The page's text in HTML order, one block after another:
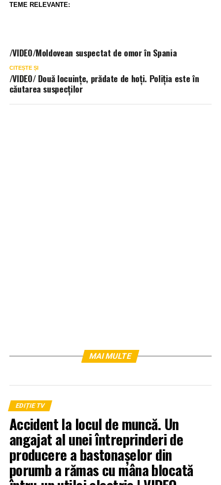
TEME RELEVANTE:
/VIDEO/Moldovean suspectat de omor în Spania
CITEȘTE ȘI
/VIDEO/ Două locuințe, prădate de hoți. Poliția este în
căutarea suspecților
MAI MULTE
EDIȚIE TV
Accident la locul de muncă. Un
angajat al unei întreprinderi de
producere a bastonașelor din
porumb a rămas cu mâna blocată